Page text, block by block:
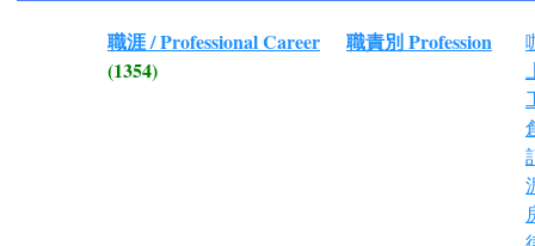
職涯 / Professional Career
(1354)
職責別 Profession